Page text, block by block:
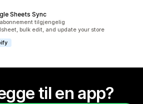
Sheets Sync
tilgjengelig
bulk edit, and update your store
til en app?